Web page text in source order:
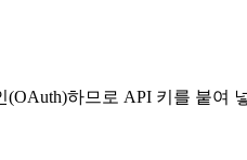
하므로 API 키를 붙여